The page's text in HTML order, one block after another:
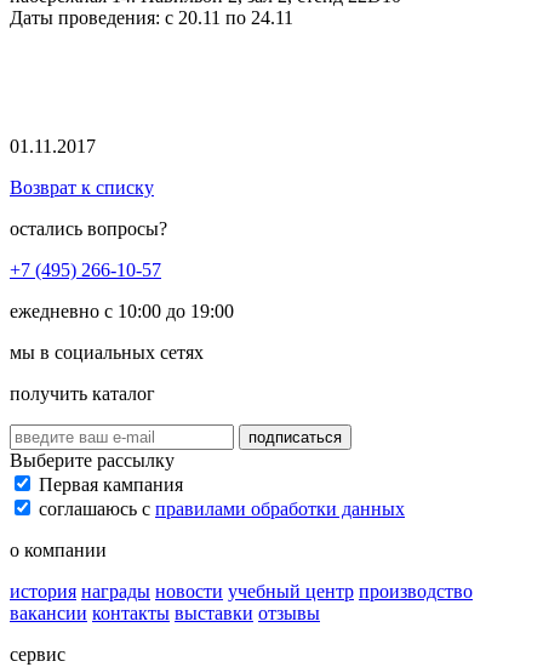
Даты проведения: с 20.11 по 24.11
01.11.2017
Возврат к списку
остались вопросы?
+7 (495) 266-10-57
ежедневно с 10:00 до 19:00
мы в социальных сетях
получить каталог
подписаться
Выберите рассылку
Первая кампания
соглашаюсь с правилами обработки данных
о компании
история награды новости учебный центр производство
вакансии контакты выставки отзывы
сервис